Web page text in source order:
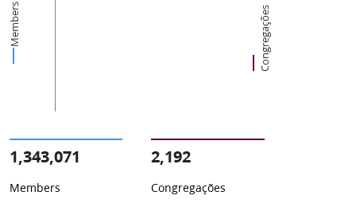
Members Congregações
1,343,071
Members
2,192
Congregações